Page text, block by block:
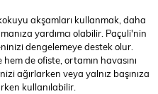
akşamları kullanmak, daha
yardımcı olabilir. Paçuli'nin
dengelemeye destek olur.
hem de ofiste, ortamın havasını
ağırlarken veya yalnız başınıza
kullanılabilir.